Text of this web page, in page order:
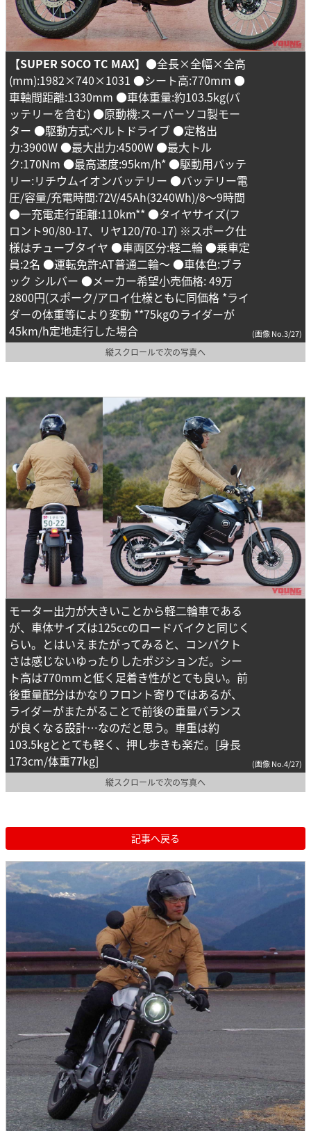
【SUPER SOCO TC MAX】 ●全長×全幅×全高
(mm):1982×740×1031 ●シート高:770mm ●
車軸間距離:1330mm ●車体重量:約103.5kg(バ
ッテリーを含む) ●原動機:スーパーソコ製モー
ター ●駆動方式:ベルトドライブ ●定格出
力:3900W ●最大出力:4500W ●最大トル
ク:170Nm ●最高速度:95km/h* ●駆動用バッテ
リー:リチウムイオンバッテリー ●バッテリー電
圧/容量/充電時間:72V/45Ah(3240Wh)/8～9時間
●一充電走行距離:110km** ●タイヤサイズ(フ
ロント90/80-17、リヤ120/70-17) ※スポーク仕
様はチューブタイヤ ●車両区分:軽二輪 ●乗車定
員:2名 ●運転免許:AT普通二輪～ ●車体色:ブラ
ック シルバー ●メーカー希望小売価格: 49万
2800円(スポーク/アロイ仕様ともに同価格 *ライ
ダーの体重等により変動 **75kgのライダーが
45km/h定地走行した場合
(画像 No.3/27)
縦スクロールで次の写真へ
モーター出力が大きいことから軽二輪車である
が、車体サイズは125ccのロードバイクと同じく
らい。とはいえまたがってみると、コンパクト
さは感じないゆったりしたポジションだ。シー
ト高は770mmと低く足着き性がとても良い。前
後重量配分はかなりフロント寄りではあるが、
ライダーがまたがることで前後の重量バランス
が良くなる設計…なのだと思う。車重は約
103.5kgととても軽く、押し歩きも楽だ。[身長
173cm/体重77kg]
(画像 No.4/27)
縦スクロールで次の写真へ
記事へ戻る